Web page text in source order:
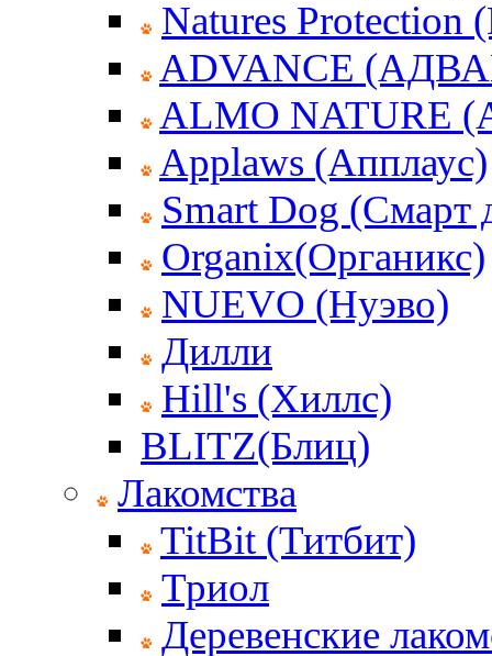
Natures Protection
ADVANCE
ALMO
Applaws (Апплаус)
Smart Dog (Смарт
Organix(Органикс)
NUEVO (Нуэво)
Дилли
Hill's (Хиллс)
BLITZ(Блиц)
Лакомства
TitBit (Титбит)
Триол
Деревенские